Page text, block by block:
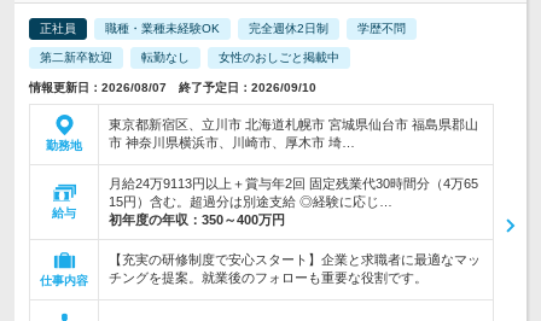
正社員 職種・業種未経験OK 完全週休2日制 学歴不問
第二新卒歓迎 転勤なし 女性のおしごと掲載中
情報更新日：2026/08/07 終了予定日：2026/09/10
勤務地
東京都新宿区、立川市 北海道札幌市 宮城県仙台市 福島県郡山
市 神奈川県横浜市、川崎市、厚木市 埼…
給与
月給24万9113円以上＋賞与年2回 固定残業代30時間分（4万65
15円）含む。超過分は別途支給 ◎経験に応じ…
初年度の年収： 350～400万円
仕事内容
【充実の研修制度で安心スタート】企業と求職者に最適なマッ
チングを提案。就業後のフォローも重要な役割です。